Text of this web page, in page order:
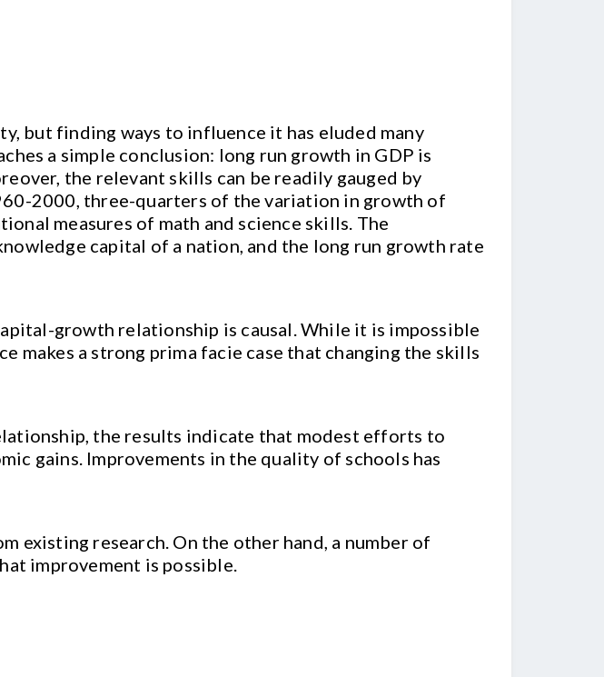
but finding ways to influence it has eluded many
a simple conclusion: long run growth in GDP is
the relevant skills can be readily gauged by
2000, three-quarters of the variation in growth of
measures of math and science skills. The
capital of a nation, and the long run growth rate
growth relationship is causal. While it is impossible
makes a strong prima facie case that changing the skills
the results indicate that modest efforts to
gains. Improvements in the quality of schools has
existing research. On the other hand, a number of
improvement is possible.